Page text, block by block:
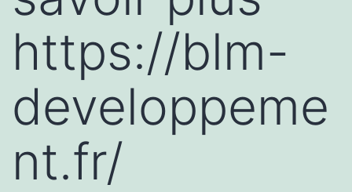
https://blm-
developpeme
nt.fr/